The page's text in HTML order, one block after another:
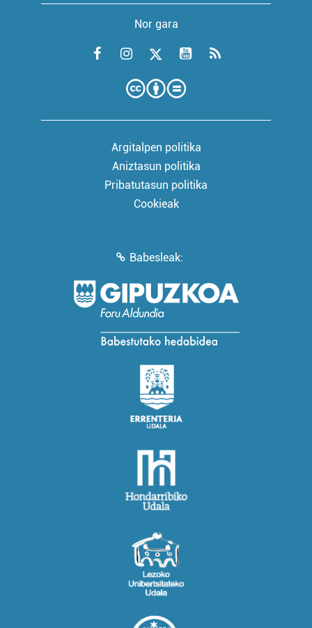
Nor gara
Argitalpen politika
Aniztasun politika
Pribatutasun politika
Cookieak
Babesleak: